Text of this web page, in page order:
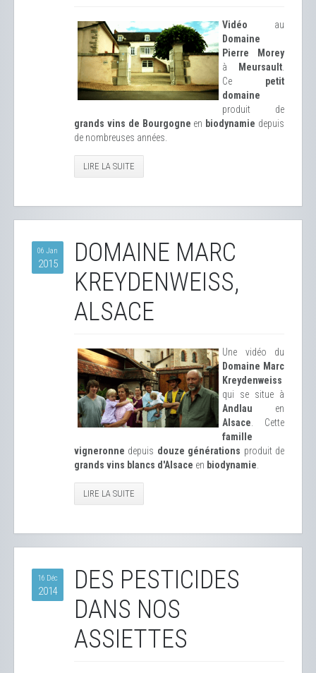
Vidéo au
Domaine
Pierre Morey
à
Meursault
Ce petit
domaine
produit de
grands vins de Bourgogne en biodynamie depuis
de nombreuses années.
LIRE LA SUITE
06 Jan
2015
DOMAINE MARC
KREYDENWEISS,
ALSACE
Une vidéo du
Domaine Marc
Kreydenweiss
qui se situe à
Andlau en
Alsace . Cette
famille
vigneronne depuis douze générations produit de
grands vins blancs d'Alsace en biodynamie
LIRE LA SUITE
16 Déc
2014
DES PESTICIDES
DANS NOS
ASSIETTES